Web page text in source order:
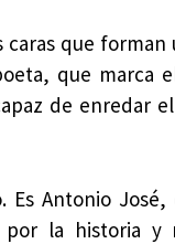
que forman
que marca
de enredar
Es Antonio José,
la historia y